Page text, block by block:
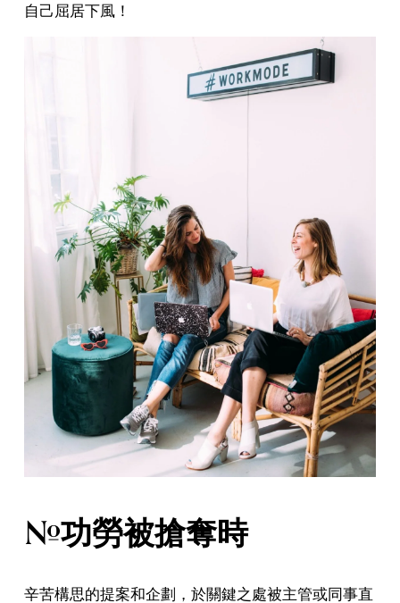
自己屈居下風！
#功勞被搶奪時
辛苦構思的提案和企劃，於關鍵之處被主管或同事直